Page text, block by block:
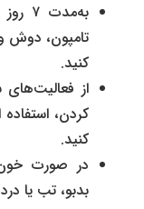
تامپون، دوش
کنید.
از
کردن،
کنید.
در صورت
بدبو، تب یا